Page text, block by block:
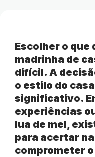
Escolher o que
madrinha de
difícil. A
o estilo do
significativo.
experiências
lua de mel,
para acertar
comprometer